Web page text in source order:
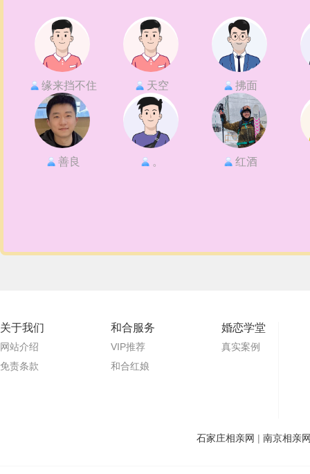
缘来挡不住 天空 拂面
善良 。 红酒
关于我们
网站介绍
免责条款
和合服务
VIP推荐
和合红娘
婚恋学堂
真实案例
石家庄相亲网 | 南京相亲